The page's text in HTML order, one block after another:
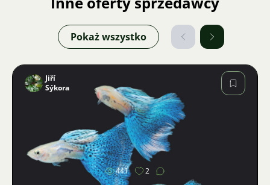
Pokaż wszystko
Zdjęcie
Jiří
Sýkora
441 2